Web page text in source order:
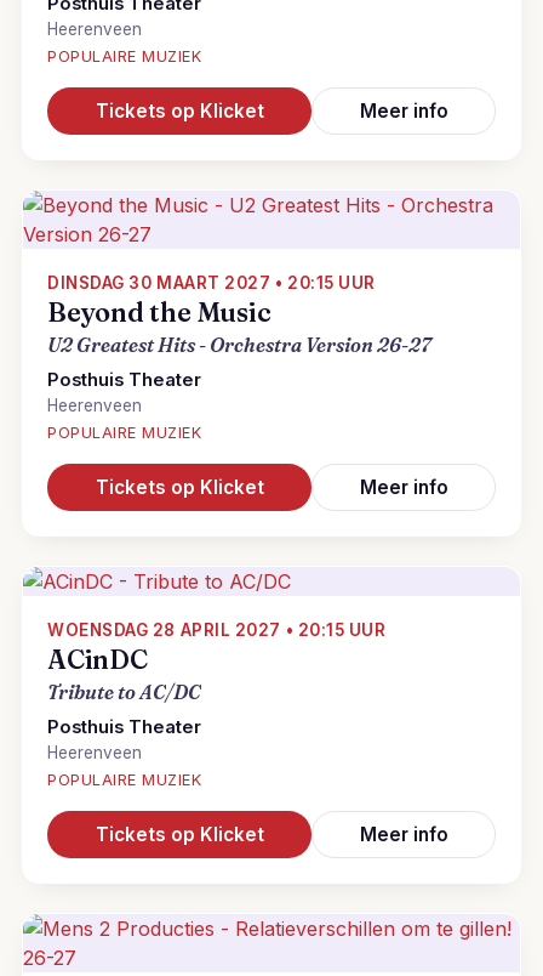
Heerenveen
POPULAIRE MUZIEK
Tickets op Klicket Meer info
DINSDAG 30 MAART 2027 • 20:15 UUR
Beyond the Music
U2 Greatest Hits - Orchestra Version 26-27
Posthuis Theater
Heerenveen
POPULAIRE MUZIEK
Tickets op Klicket Meer info
WOENSDAG 28 APRIL 2027 • 20:15 UUR
ACinDC
Tribute to AC/DC
Posthuis Theater
Heerenveen
POPULAIRE MUZIEK
Tickets op Klicket Meer info